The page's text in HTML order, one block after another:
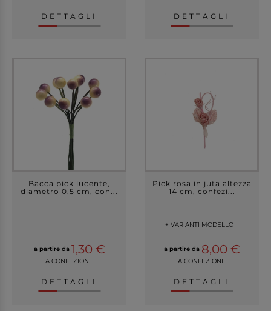
DETTAGLI DETTAGLI
Bacca pick lucente,
diametro 0.5 cm, con...
a partire da 1,30 €
A CONFEZIONE
DETTAGLI
Pick rosa in juta altezza
14 cm, confezi...
+ VARIANTI MODELLO
a partire da 8,00 €
A CONFEZIONE
DETTAGLI